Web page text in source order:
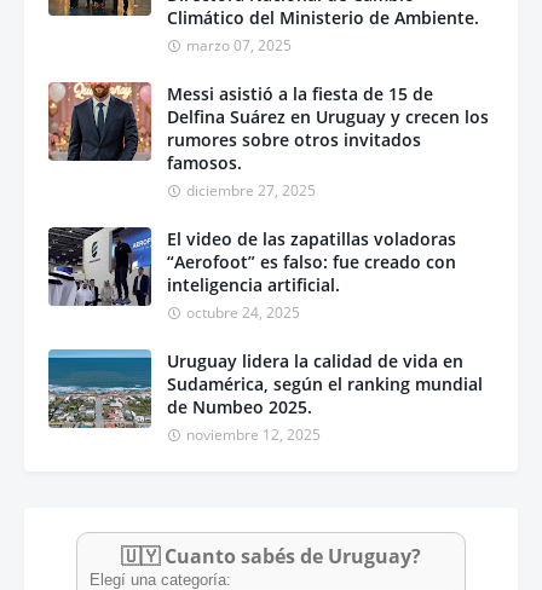
Climático del Ministerio de Ambiente.
marzo 07, 2025
Messi asistió a la fiesta de 15 de
Delfina Suárez en Uruguay y crecen los
rumores sobre otros invitados
famosos.
diciembre 27, 2025
El video de las zapatillas voladoras
“Aerofoot” es falso: fue creado con
inteligencia artificial.
octubre 24, 2025
Uruguay lidera la calidad de vida en
Sudamérica, según el ranking mundial
de Numbeo 2025.
noviembre 12, 2025
🇺🇾 Cuanto sabés de Uruguay?
Elegí una categoría: